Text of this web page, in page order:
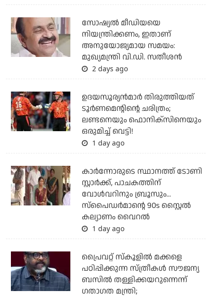
സോഷ്യല്‍ മീഡിയയെ
നിയന്ത്രിക്കണം, ഇതാണ്
അനുയോജ്യമായ സമയം:
മുഖ്യമന്ത്രി വി.ഡി. സതീശന്‍
2 days ago
ഉദയസൂര്യന്‍മാര്‍ തിരുത്തിയത്
ടൂര്‍ണമെന്റിന്റെ ചരിത്രം;
ലണ്ടനെയും ഫൊനിക്‌സിനെയും
ഒരുമിച്ച് വെട്ടി!
1 day ago
കാര്‍ന്നോരുടെ സ്ഥാനത്ത് ടോണി
സ്റ്റാര്‍ക്ക്, പാചകത്തിന്
വോള്‍വറിനും ബ്രൂസും...
സ്‌പൈഡര്‍മാന്റെ 90s സ്റ്റൈല്‍
കല്യാണം വൈറല്‍
1 day ago
പ്രൈവറ്റ് സ്‌കൂളില്‍ മക്കളെ
പഠിപ്പിക്കുന്ന സ്ത്രീകള്‍ സൗജന്യ
ബസില്‍ തള്ളിക്കയറുന്നെന്ന്
ഗതാഗത മന്ത്രി;